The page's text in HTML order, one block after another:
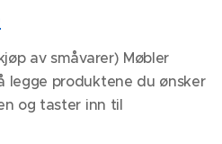
av småvarer) Møbler
legge produktene du ønsker
og taster inn til